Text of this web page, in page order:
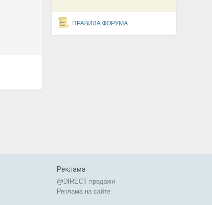
ПРАВИЛА ФОРУМА
Реклама
@DIRECT продажи
Реклама на сайте